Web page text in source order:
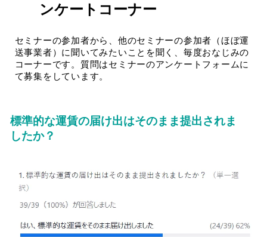
ンケートコーナー
セミナーの参加者から、他のセミナーの参加者（ほぼ運
送事業者）に聞いてみたいことを聞く、毎度おなじみの
コーナーです。質問はセミナーのアンケートフォームに
て募集をしています。
標準的な運賃の届け出はそのまま提出されま
したか？